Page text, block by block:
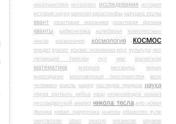
инопланетяне интеллект исследования история
история науки капитал катастрофы катушка теслы
квант квантовая механика квантовая физика
кванты кибернетика колебания
комплексные
числа
космогония космология космос
кредит кризис кризис экономики круг культура лес
летающие тарелки
луч маг магнетизм
математика материя механика
микро
мироздание
многомерные пространства
мозг
человека мысль народ наследие предков наука
наука третьего рейха наци
неархимедов анализ
нестандартный анализ никола тесла нло новая
физика новая энергетика ньютон общество туле
оккультизм
опыт оратор организм
оружие